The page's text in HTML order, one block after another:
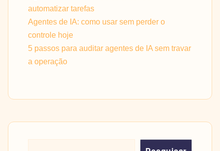
automatizar tarefas
Agentes de IA: como usar sem perder o
controle hoje
5 passos para auditar agentes de IA sem travar
a operação